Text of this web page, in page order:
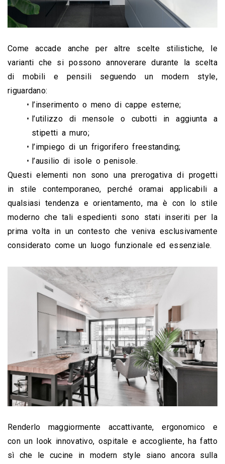
Come accade anche per altre scelte stilistiche, le
varianti che si possono annoverare durante la scelta
di mobili e pensili seguendo un modern style,
riguardano:
l’inserimento o meno di cappe esterne;
l’utilizzo di mensole o cubotti in aggiunta a
stipetti a muro;
l’impiego di un frigorifero freestanding;
l’ausilio di isole o penisole.
Questi elementi non sono una prerogativa di progetti
in stile contemporaneo, perché oramai applicabili a
qualsiasi tendenza e orientamento, ma è con lo stile
moderno che tali espedienti sono stati inseriti per la
prima volta in un contesto che veniva esclusivamente
considerato come un luogo funzionale ed essenziale.
Renderlo maggiormente accattivante, ergonomico e
con un look innovativo, ospitale e accogliente, ha fatto
sì che le cucine in modern style siano ancora sulla